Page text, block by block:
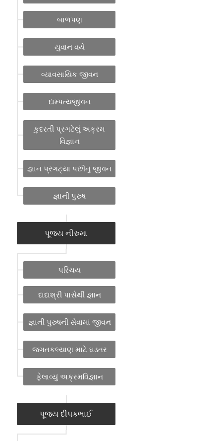
બાળપણ
યુવાન વયે
વ્યાવસાયિક જીવન
દામ્પત્યજીવન
કુદરતી પ્રગટેલું અક્રમ
વિજ્ઞાન
જ્ઞાન પ્રગટ્યા પછીનું જીવન
જ્ઞાની પુરુષ
પૂજ્ય નીરુમા
પરિચય
દાદાશ્રી પાસેથી જ્ઞાન
જ્ઞાની પુરુષની સેવામાં જીવન
જગતકલ્યાણ માટે ઘડતર
ફેલાવ્યું અક્રમવિજ્ઞાન
પૂજ્ય દીપકભાઈ